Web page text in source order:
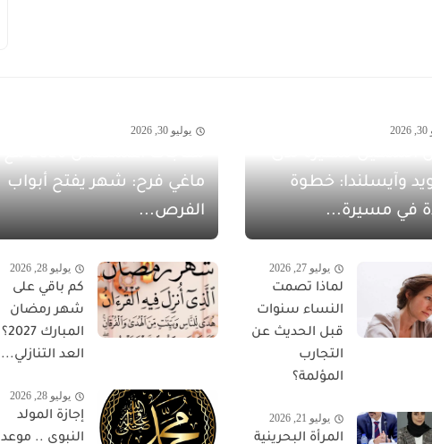
وآيسلندا: خطوة
في مسيرة...
يوليو 27, 2026
لماذا تصمت
النساء سنوات
قبل الحديث عن
التجارب
المؤلمة؟
يوليو 21, 2026
المرأة البحرينية
يوليو 30, 2026
ماغي فرح: شهر يفتح أبواب
الفرص...
يوليو 28, 2026
كم باقي على
شهر رمضان
المبارك 2027؟
العد التنازلي...
يوليو 28, 2026
إجازة المولد
النبوي .. موعد